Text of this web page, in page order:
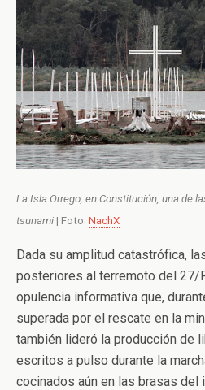
La Isla Orrego, en Constitución, una de
tsunami | Foto: NachX
Dada su amplitud catastrófica,
posteriores al terremoto del 27/
opulencia informativa que,
superada por el rescate en la
también lideró la producción de
escritos a pulso durante la
cocinados aún en las brasas del